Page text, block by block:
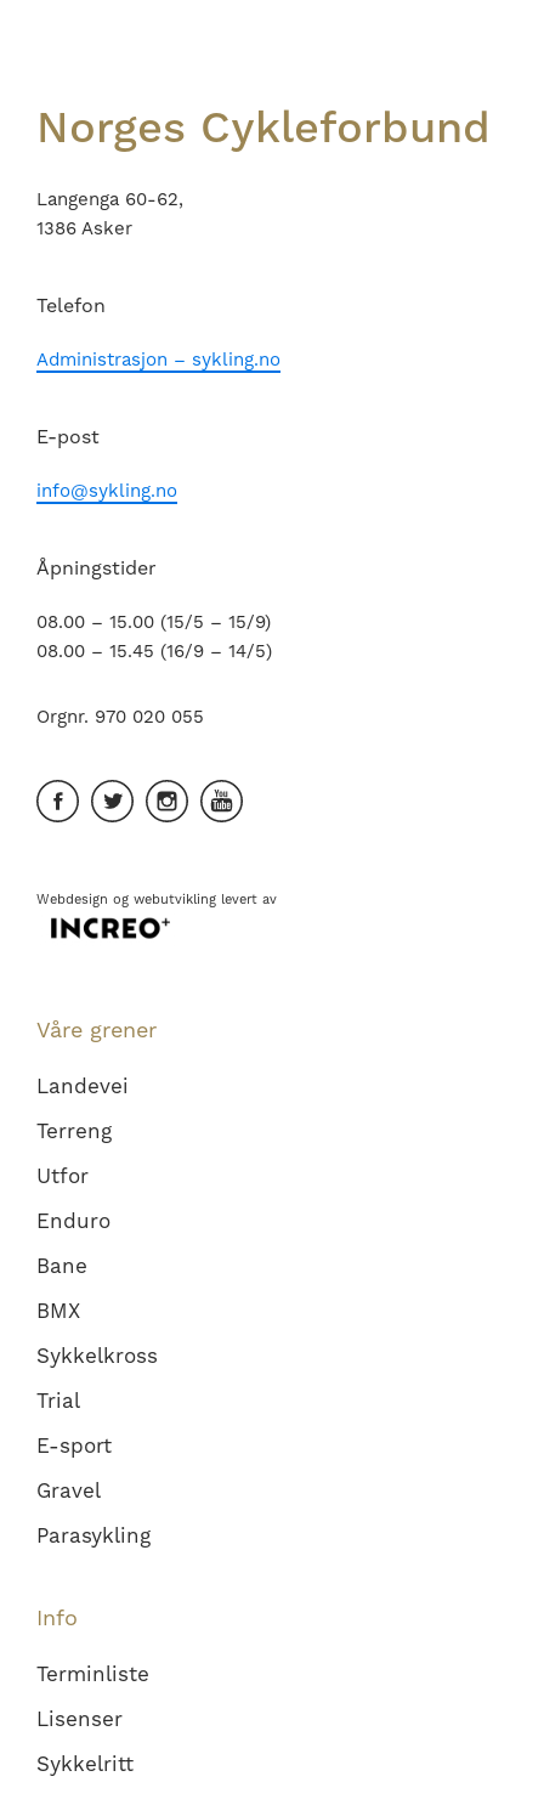
Norges Cykleforbund
Langenga 60-62,
1386 Asker
Telefon
Administrasjon – sykling.no
E-post
info@sykling.no
Åpningstider
08.00 – 15.00 (15/5 – 15/9)
08.00 – 15.45 (16/9 – 14/5)
Orgnr. 970 020 055
Webdesign og webutvikling levert av
Våre grener
Landevei
Terreng
Utfor
Enduro
Bane
BMX
Sykkelkross
Trial
E-sport
Gravel
Parasykling
Info
Terminliste
Lisenser
Sykkelritt